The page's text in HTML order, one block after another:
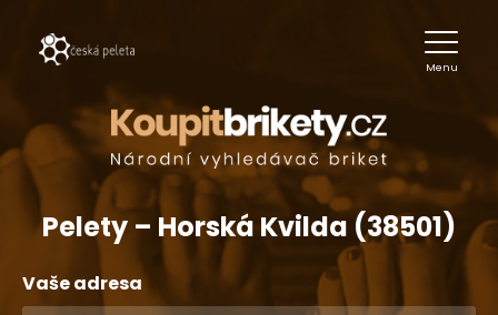
Menu
Pelety – Horská Kvilda (38501)
Vaše adresa